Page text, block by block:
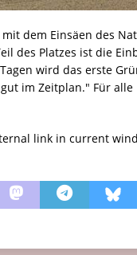
dem Einsäen des
des Platzes ist die
wird das erste
im Zeitplan." Für alle